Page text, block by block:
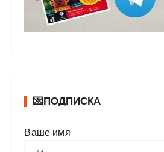
💌ПОДПИСКА
Ваше имя